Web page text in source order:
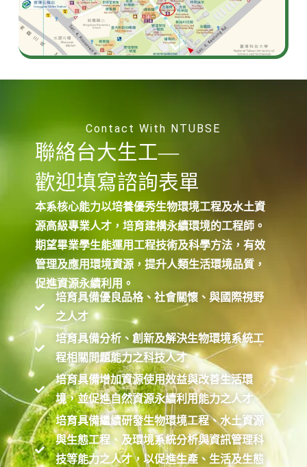
Contact With NTUBSE
聯絡台大生工—
歡迎填寫諮詢表單
本系核心能力以培養優秀生物環境工程及水土資
源高級專業人才，培育建構永續環境的工程師。
期望畢業學生能運用工程技術及科學方法，有效
管理及應用環境資源，提升人類生活環境品質，
促進資源永續利用。
培育具備優良品格、社會關懷、與國際視野
之人才
培育具備分析、創新及解決生物環境系統工
程相關問題能力之科技人才
培育具備增加資源使用效益與改善生活環
境，並促進自然資源永續利用能力之人才
培育具備繼續研發生物環境工程、水土資源
與生態工程、及環境系統分析與資訊管理科
技等能力之人才，以促進生產、生活及生態